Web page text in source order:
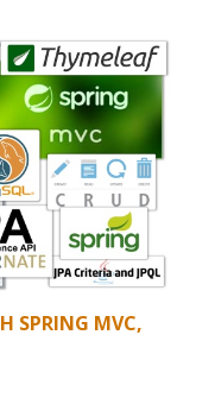
ABOUT
COURSES
PRESENTATIONS
PUBLICATIONS
RSS FEED
SPRING MVC,